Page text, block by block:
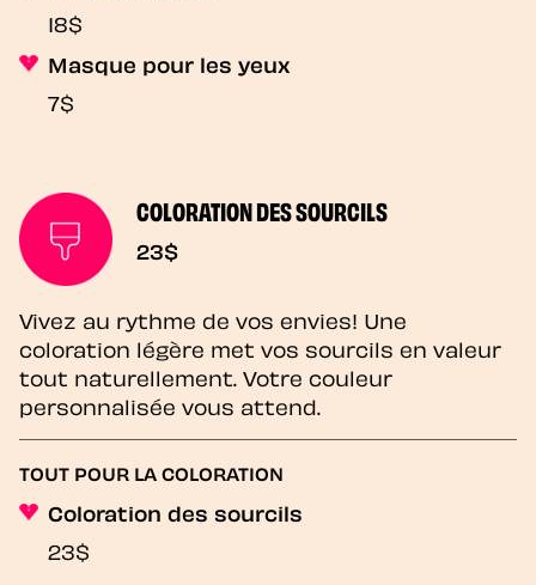
18$
Masque pour les yeux
7$
COLORATION DES SOURCILS
23$
Vivez au rythme de vos envies! Une
coloration légère met vos sourcils en valeur
tout naturellement. Votre couleur
personnalisée vous attend.
TOUT POUR LA COLORATION
Coloration des sourcils
23$